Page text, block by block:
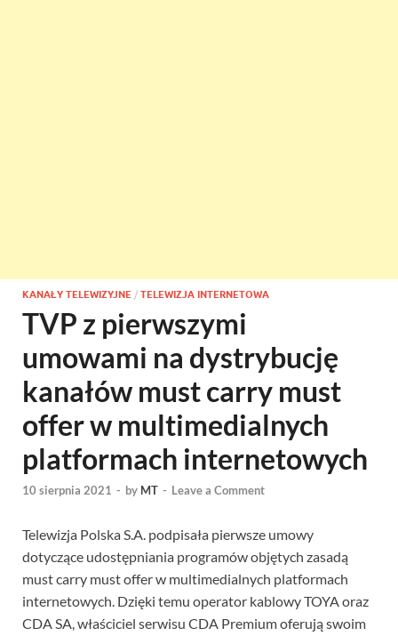
KANAŁY TELEWIZYJNE / TELEWIZJA INTERNETOWA
TVP z pierwszymi
umowami na dystrybucję
kanałów must carry must
offer w multimedialnych
platformach internetowych
10 sierpnia 2021 - by MT - Leave a Comment
Telewizja Polska S.A. podpisała pierwsze umowy
dotyczące udostępniania programów objętych zasadą
must carry must offer w multimedialnych platformach
internetowych. Dzięki temu operator kablowy TOYA oraz
CDA SA, właściciel serwisu CDA Premium oferują swoim